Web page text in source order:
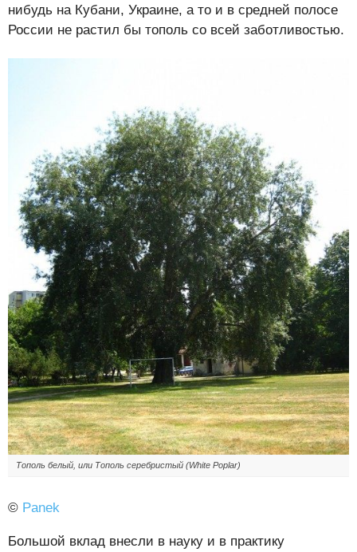
нибудь на Кубани, Украине, а то и в средней полосе
России не растил бы тополь со всей заботливостью.
Тополь белый, или Тополь серебристый (White Poplar)
© Panek
Большой вклад внесли в науку и в практику